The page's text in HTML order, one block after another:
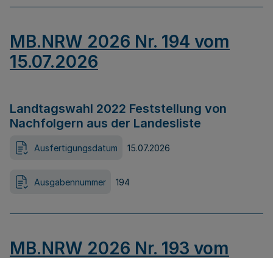
MB.NRW 2026 Nr. 194 vom
15.07.2026
Landtagswahl 2022 Feststellung von
Nachfolgern aus der Landesliste
Ausfertigungsdatum 15.07.2026
Ausgabennummer 194
MB.NRW 2026 Nr. 193 vom